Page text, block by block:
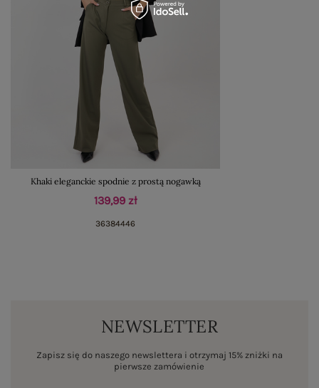
Khaki eleganckie spodnie z prostą nogawką
139,99 zł
36384446
NEWSLETTER
Zapisz się do naszego newslettera i otrzymaj 15% zniżki na
pierwsze zamówienie